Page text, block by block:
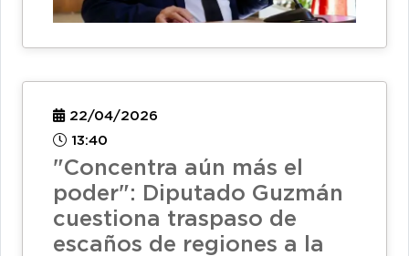
22/04/2026
13:40
"Concentra aún más el
poder": Diputado Guzmán
cuestiona traspaso de
escaños de regiones a la